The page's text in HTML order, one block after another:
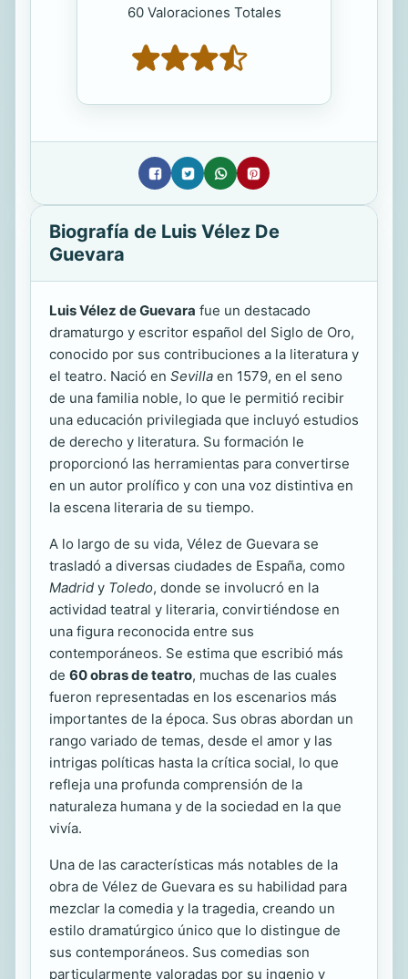
60 Valoraciones Totales
Biografía de Luis Vélez De
Guevara
Luis Vélez de Guevara fue un destacado
dramaturgo y escritor español del Siglo de Oro,
conocido por sus contribuciones a la literatura y
el teatro. Nació en Sevilla en 1579, en el seno
de una familia noble, lo que le permitió recibir
una educación privilegiada que incluyó estudios
de derecho y literatura. Su formación le
proporcionó las herramientas para convertirse
en un autor prolífico y con una voz distintiva en
la escena literaria de su tiempo.
A lo largo de su vida, Vélez de Guevara se
trasladó a diversas ciudades de España, como
Madrid y Toledo, donde se involucró en la
actividad teatral y literaria, convirtiéndose en
una figura reconocida entre sus
contemporáneos. Se estima que escribió más
de 60 obras de teatro, muchas de las cuales
fueron representadas en los escenarios más
importantes de la época. Sus obras abordan un
rango variado de temas, desde el amor y las
intrigas políticas hasta la crítica social, lo que
refleja una profunda comprensión de la
naturaleza humana y de la sociedad en la que
vivía.
Una de las características más notables de la
obra de Vélez de Guevara es su habilidad para
mezclar la comedia y la tragedia, creando un
estilo dramatúrgico único que lo distingue de
sus contemporáneos. Sus comedias son
particularmente valoradas por su ingenio y